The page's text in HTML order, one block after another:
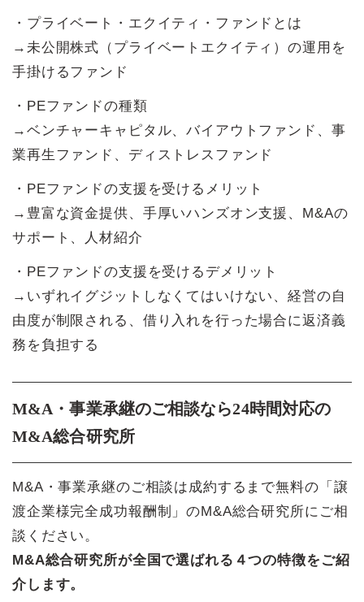
・プライベート・エクイティ・ファンドとは
→未公開株式（プライベートエクイティ）の運用を
手掛けるファンド
・PEファンドの種類
→ベンチャーキャピタル、バイアウトファンド、事
業再生ファンド、ディストレスファンド
・PEファンドの支援を受けるメリット
→豊富な資金提供、手厚いハンズオン支援、M&Aの
サポート、人材紹介
・PEファンドの支援を受けるデメリット
→いずれイグジットしなくてはいけない、経営の自
由度が制限される、借り入れを行った場合に返済義
務を負担する
M&A・事業承継のご相談なら24時間対応の
M&A総合研究所
M&A・事業承継のご相談は成約するまで無料の「譲
渡企業様完全成功報酬制」のM&A総合研究所にご相
談ください。
M&A総合研究所が全国で選ばれる４つの特徴をご紹
介します。